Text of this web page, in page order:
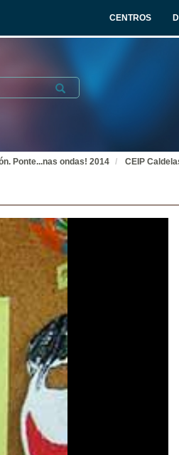
CENTROS
Submit
Ponte...nas ondas! 2014 CEIP